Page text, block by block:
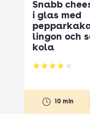
Snabb
i glas med
lingon och
kola
Betyg: 3.84 av
10 min